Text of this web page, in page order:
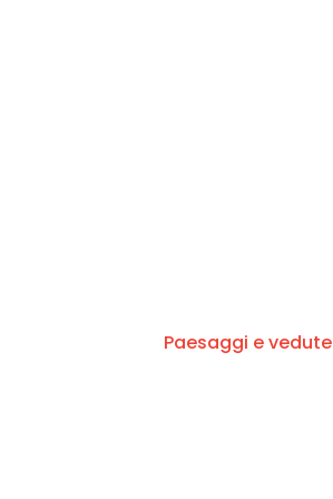
Paesaggi e vedute